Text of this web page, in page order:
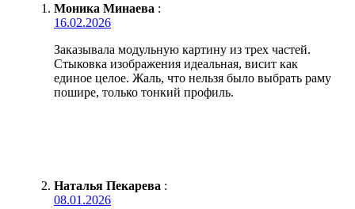
Моника Минаева :
16.02.2026
Заказывала модульную картину из трех частей.
Стыковка изображения идеальная, висит как
единое целое. Жаль, что нельзя было выбрать раму
пошире, только тонкий профиль.
Наталья Пекарева :
08.01.2026